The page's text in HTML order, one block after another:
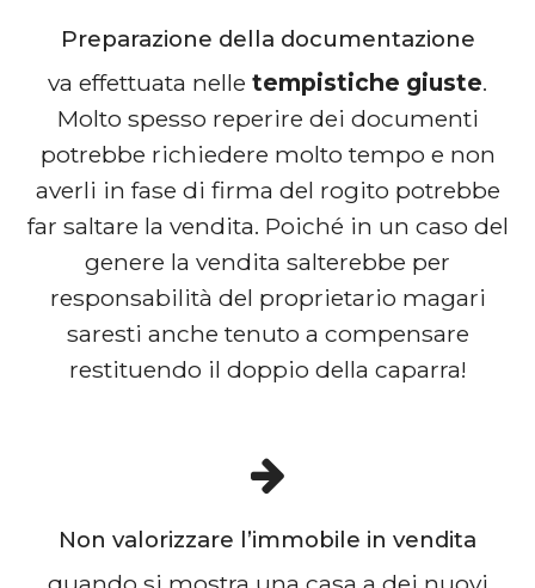
Preparazione della documentazione
va effettuata nelle tempistiche giuste.
Molto spesso reperire dei documenti
potrebbe richiedere molto tempo e non
averli in fase di firma del rogito potrebbe
far saltare la vendita. Poiché in un caso del
genere la vendita salterebbe per
responsabilità del proprietario magari
saresti anche tenuto a compensare
restituendo il doppio della caparra!
Non valorizzare l’immobile in vendita